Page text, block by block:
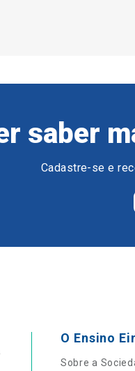
saber
Cadastre-se e
O Ensino
Sobre a